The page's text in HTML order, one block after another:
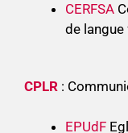
CERFSA
de
CPLR :
EPUdF